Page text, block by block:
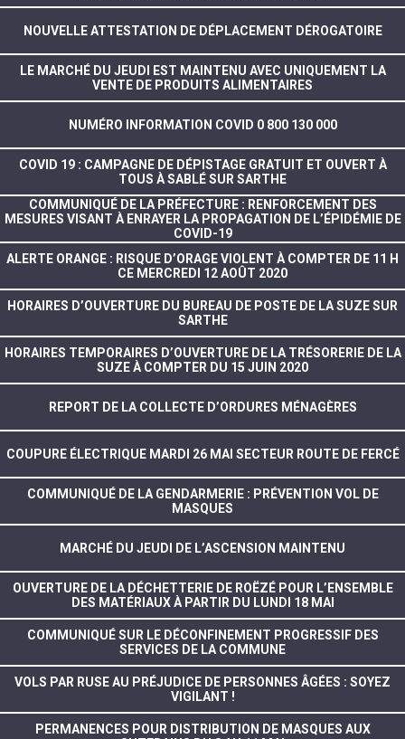
NOUVELLE ATTESTATION DE DÉPLACEMENT DÉROGATOIRE
LE MARCHÉ DU JEUDI EST MAINTENU AVEC UNIQUEMENT LA
VENTE DE PRODUITS ALIMENTAIRES
NUMÉRO INFORMATION COVID 0 800 130 000
COVID 19 : CAMPAGNE DE DÉPISTAGE GRATUIT ET OUVERT À
TOUS À SABLÉ SUR SARTHE
COMMUNIQUÉ DE LA PRÉFECTURE : RENFORCEMENT DES
MESURES VISANT À ENRAYER LA PROPAGATION DE L’ÉPIDÉMIE DE
COVID-19
ALERTE ORANGE : RISQUE D’ORAGE VIOLENT À COMPTER DE 11 H
CE MERCREDI 12 AOÛT 2020
HORAIRES D’OUVERTURE DU BUREAU DE POSTE DE LA SUZE SUR
SARTHE
HORAIRES TEMPORAIRES D’OUVERTURE DE LA TRÉSORERIE DE LA
SUZE À COMPTER DU 15 JUIN 2020
REPORT DE LA COLLECTE D’ORDURES MÉNAGÈRES
COUPURE ÉLECTRIQUE MARDI 26 MAI SECTEUR ROUTE DE FERCÉ
COMMUNIQUÉ DE LA GENDARMERIE : PRÉVENTION VOL DE
MASQUES
MARCHÉ DU JEUDI DE L’ASCENSION MAINTENU
OUVERTURE DE LA DÉCHETTERIE DE ROËZÉ POUR L’ENSEMBLE
DES MATÉRIAUX À PARTIR DU LUNDI 18 MAI
COMMUNIQUÉ SUR LE DÉCONFINEMENT PROGRESSIF DES
SERVICES DE LA COMMUNE
VOLS PAR RUSE AU PRÉJUDICE DE PERSONNES ÂGÉES : SOYEZ
VIGILANT !
PERMANENCES POUR DISTRIBUTION DE MASQUES AUX